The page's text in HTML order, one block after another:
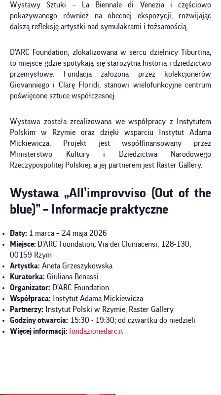
Wystawy Sztuki – La Biennale di Venezia i częściowo
pokazywanego również na obecnej ekspozycji, rozwijając
dalszą refleksję artystki nad symulakrami i tożsamością.
D’ARC Foundation, zlokalizowana w sercu dzielnicy Tiburtina,
to miejsce gdzie spotykają się starożytna historia i dziedzictwo
przemysłowe. Fundacja założona przez kolekcjonerów
Giovanniego i Clarę Floridi, stanowi wielofunkcyjne centrum
poświęcone sztuce współczesnej.
Wystawa została zrealizowana we współpracy z Instytutem
Polskim w Rzymie oraz dzięki wsparciu Instytut Adama
Mickiewicza. Projekt jest współfinansowany przez
Ministerstwo Kultury i Dziedzictwa Narodowego
Rzeczypospolitej Polskiej, a jej partnerem jest Raster Gallery.
Wystawa „All’improvviso (Out of the
blue)” – Informacje praktyczne
Daty: 1 marca – 24 maja 2026
Miejsce:
D’ARC Foundation, Via dei Cluniacensi, 128-130,
00159 Rzym
Artystka: Aneta Grzeszykowska
Kuratorka: Giuliana Benassi
Organizator: D’ARC Foundation
Współpraca: Instytut Adama Mickiewicza
Partnerzy: Instytut Polski w Rzymie, Raster Gallery
Godziny otwarcia: 15:30 - 19:30; od czwartku do niedzieli
Więcej informacji: fondazionedarc.it